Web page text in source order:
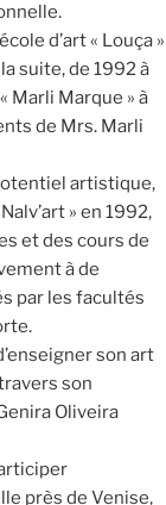
d’art « Louça »
suite, de 1992 à
Marli Marque » à
de Mrs. Marli
artistique,
» en 1992,
et des cours de
à de
par les facultés
son art
son
Oliveira
près de Venise,